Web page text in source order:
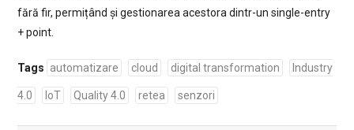
fără fir, permițând și gestionarea acestora dintr-un single-entry
+ point.
Tags automatizare cloud digital transformation Industry
4.0 IoT Quality 4.0 retea senzori